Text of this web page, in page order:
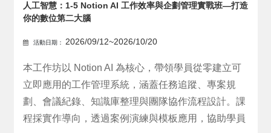
人工智慧：1-5 Notion AI 工作效率與企劃管理實戰班—打造
你的數位第二大腦
活動日期： 2026/09/12~2026/10/20
本工作坊以 Notion AI 為核心，帶領學員從零建立可
立即應用的工作管理系統，涵蓋任務追蹤、專案規
劃、會議紀錄、知識庫整理與團隊協作流程設計。課
程採實作導向，透過案例演練與模板應用，協助學員